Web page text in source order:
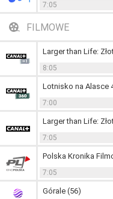
7:05
FILMOWE
Larger than Life:
8:05
Lotnisko na Alasce
7:00
Larger than Life:
7:05
Polska Kronika
7:05
Górale (56)